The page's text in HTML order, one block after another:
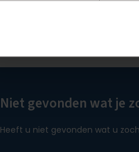
Niet gevonden wat je
Heeft u niet gevonden wat u